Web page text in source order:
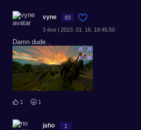
vyne 83
3 éve | 2023. 01. 16. 18:45:50
Damn dude...
1 1
jaho 1